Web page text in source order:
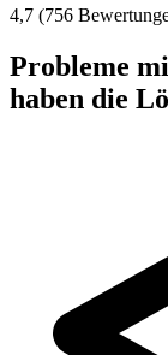
4,7 (756
Probleme
haben die